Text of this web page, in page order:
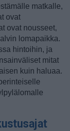
matkalle,
ovat
ovat nousseet,
lomapaikka.
hintoihin, ja
mitat
kuin haluaa.